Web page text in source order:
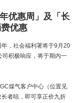
优惠周」及「长
优惠
，社会福利署将于9月20
积极响应，将于期内一
煤气客户中心（位置见
者咭，即可享正价九折